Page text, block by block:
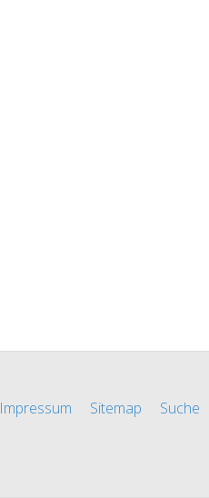
Impressum
Sitemap Suche